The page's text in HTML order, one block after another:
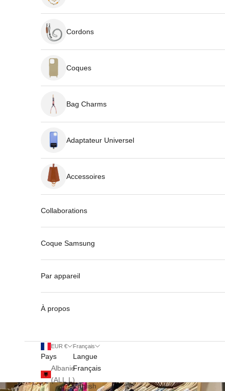
Cordons
Coques
Bag Charms
Adaptateur Universel
Accessoires
Collaborations
Coque Samsung
Par appareil
À propos
EUR €
Pays
Albanie
(ALL L)
Français
Langue
Français
English